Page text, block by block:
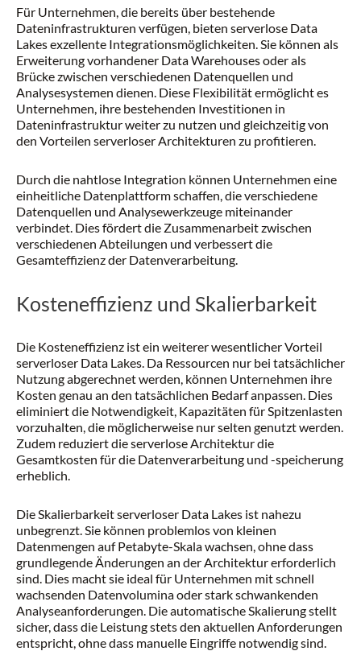
Für Unternehmen, die bereits über bestehende
Dateninfrastrukturen verfügen, bieten serverlose Data
Lakes exzellente Integrationsmöglichkeiten. Sie können als
Erweiterung vorhandener Data Warehouses oder als
Brücke zwischen verschiedenen Datenquellen und
Analysesystemen dienen. Diese Flexibilität ermöglicht es
Unternehmen, ihre bestehenden Investitionen in
Dateninfrastruktur weiter zu nutzen und gleichzeitig von
den Vorteilen serverloser Architekturen zu profitieren.
Durch die nahtlose Integration können Unternehmen eine
einheitliche Datenplattform schaffen, die verschiedene
Datenquellen und Analysewerkzeuge miteinander
verbindet. Dies fördert die Zusammenarbeit zwischen
verschiedenen Abteilungen und verbessert die
Gesamteffizienz der Datenverarbeitung.
Kosteneffizienz und Skalierbarkeit
Die Kosteneffizienz ist ein weiterer wesentlicher Vorteil
serverloser Data Lakes. Da Ressourcen nur bei tatsächlicher
Nutzung abgerechnet werden, können Unternehmen ihre
Kosten genau an den tatsächlichen Bedarf anpassen. Dies
eliminiert die Notwendigkeit, Kapazitäten für Spitzenlasten
vorzuhalten, die möglicherweise nur selten genutzt werden.
Zudem reduziert die serverlose Architektur die
Gesamtkosten für die Datenverarbeitung und -speicherung
erheblich.
Die Skalierbarkeit serverloser Data Lakes ist nahezu
unbegrenzt. Sie können problemlos von kleinen
Datenmengen auf Petabyte-Skala wachsen, ohne dass
grundlegende Änderungen an der Architektur erforderlich
sind. Dies macht sie ideal für Unternehmen mit schnell
wachsenden Datenvolumina oder stark schwankenden
Analyseanforderungen. Die automatische Skalierung stellt
sicher, dass die Leistung stets den aktuellen Anforderungen
entspricht, ohne dass manuelle Eingriffe notwendig sind.